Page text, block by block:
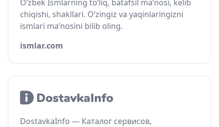
O‘zbek Ismlarning to‘liq, batafsil ma’nosi, kelib
chiqishi, shakllari. O‘zingiz va yaqinlaringizni
ismlari ma’nosini bilib oling.
ismlar.com
DostavkaInfo — Каталог сервисов,